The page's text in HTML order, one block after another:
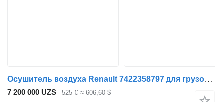
Осушитель воздуха Renault 7422358797 для грузовика Renault
7 200 000 UZS 525 € ≈ 606,60 $